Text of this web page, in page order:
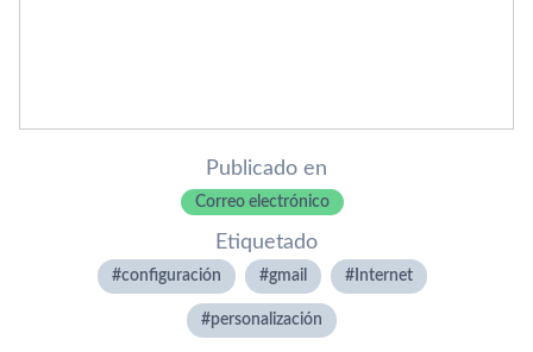
Publicado en
Correo electrónico
Etiquetado
configuración gmail Internet
personalización